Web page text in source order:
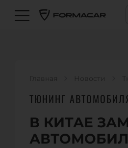
Главная Новости
ТЮНИНГ
В КИТАЕ